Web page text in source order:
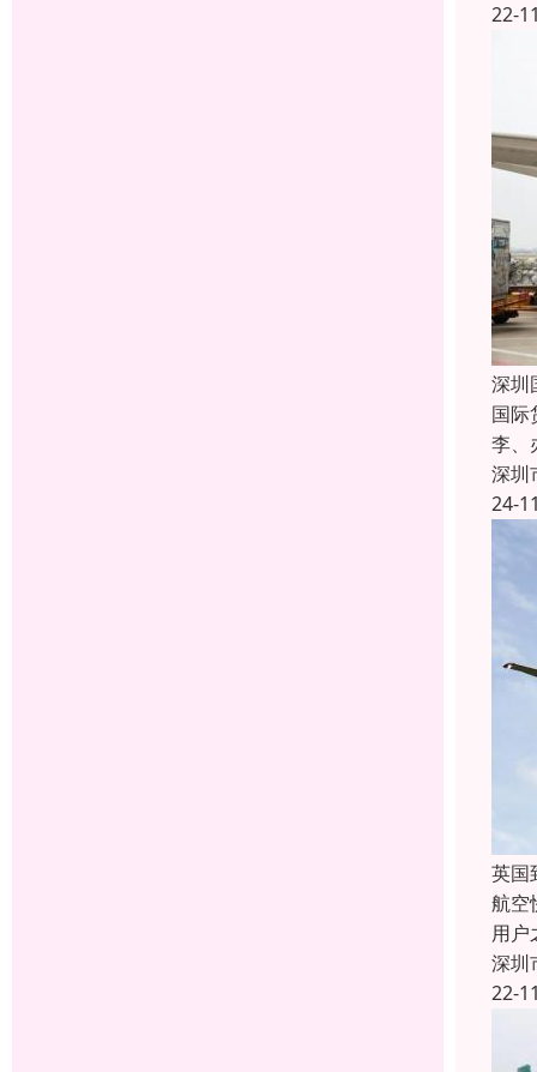
22-
深圳
国际
李、
深圳
24-
英国
航空
用户
深圳
22-